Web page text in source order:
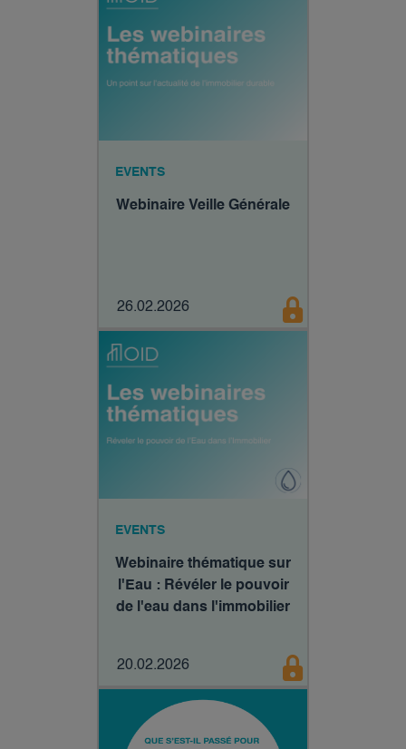
EVENTS
Webinaire Veille Générale
26.02.2026
EVENTS
Webinaire thématique sur
l'Eau : Révéler le pouvoir
de l'eau dans l'immobilier
20.02.2026